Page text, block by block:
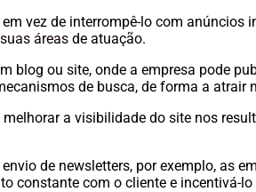
vez de interrompê-lo com
áreas de atuação.
ou site, onde a empresa pode
de busca, de forma a atrair
a visibilidade do site nos
de newsletters, por exemplo, as
constante com o cliente e incentivá-